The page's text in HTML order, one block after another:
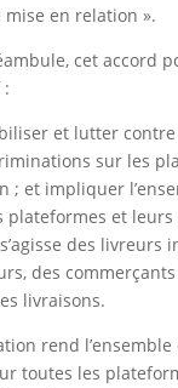
en relation ».
cet accord
et lutter
sur les
; et impliquer
plateformes et
des livreurs
des
livraisons.
rend
toutes les